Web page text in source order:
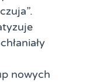
nowych